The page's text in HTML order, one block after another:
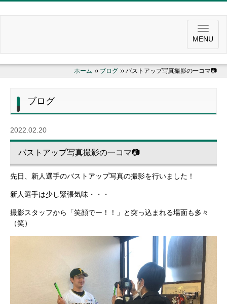
MENU
ホーム ブログ バストアップ写真撮影の一コマ📷
ブログ
2022.02.20
バストアップ写真撮影の一コマ📷
先日、新人選手のバストアップ写真の撮影を行いました！
新人選手は少し緊張気味・・・
撮影スタッフから「笑顔でー！！」と突っ込まれる場面も多々
（笑）